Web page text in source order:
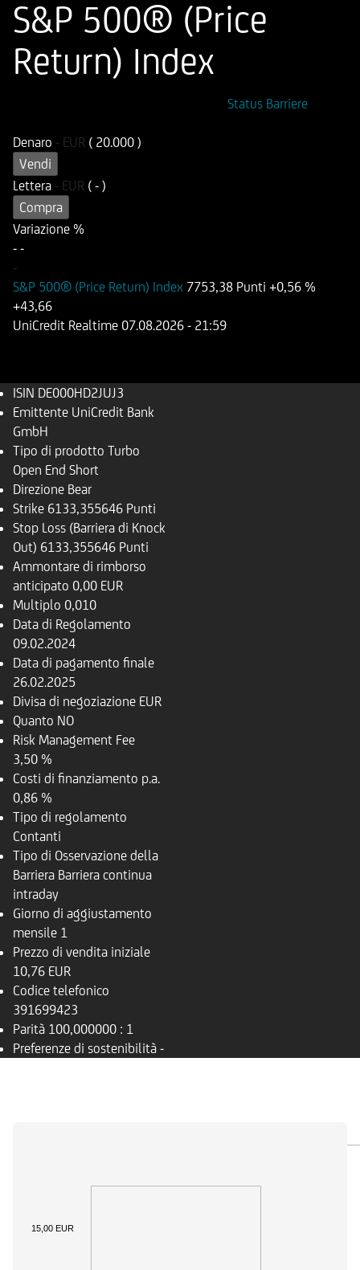
S&P 500® (Price
Return) Index
Status Barriere
Denaro - EUR ( 20.000 )
Vendi
Lettera - EUR ( - )
Compra
Variazione %
- -
-
S&P 500® (Price Return) Index 7753,38 Punti +0,56 %
+43,66
UniCredit Realtime 07.08.2026 - 21:59
ISIN DE000HD2JUJ3
Emittente UniCredit Bank
GmbH
Tipo di prodotto Turbo
Open End Short
Direzione Bear
Strike 6133,355646 Punti
Stop Loss (Barriera di Knock
Out) 6133,355646 Punti
Ammontare di rimborso
anticipato 0,00 EUR
Multiplo 0,010
Data di Regolamento
09.02.2024
Data di pagamento finale
26.02.2025
Divisa di negoziazione EUR
Quanto NO
Risk Management Fee
3,50 %
Costi di finanziamento p.a.
0,86 %
Tipo di regolamento
Contanti
Tipo di Osservazione della
Barriera Barriera continua
intraday
Giorno di aggiustamento
mensile 1
Prezzo di vendita iniziale
10,76 EUR
Codice telefonico
391699423
Parità 100,000000 : 1
Preferenze di sostenibilità -
15,00 EUR